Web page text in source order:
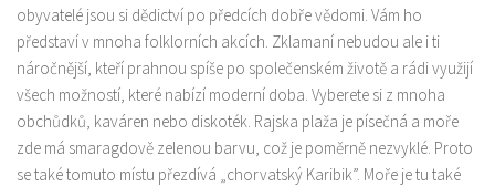
obyvatelé jsou si dědictví po předcích dobře vědomi. Vám ho
představí v mnoha folklorních akcích. Zklamaní nebudou ale i ti
náročnější, kteří prahnou spíše po společenském životě a rádi využijí
všech možností, které nabízí moderní doba. Vyberete si z mnoha
obchůdků, kaváren nebo diskoték. Rajska plaža je písečná a moře
zde má smaragdově zelenou barvu, což je poměrně nezvyklé. Proto
se také tomuto místu přezdívá „chorvatský Karibik”. Moře je tu také